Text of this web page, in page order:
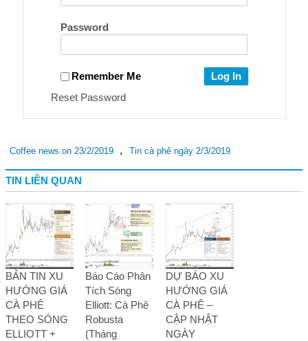
Password
Remember Me
Reset Password
Coffee news on 23/2/2019 , Tin cà phê ngày 2/3/2019
TIN LIÊN QUAN
BẢN TIN XU
HƯỚNG GIÁ
CÀ PHÊ
THEO SÓNG
ELLIOTT +
Báo Cáo Phân
Tích Sóng
Elliott: Cà Phê
Robusta
(Tháng
DỰ BÁO XU
HƯỚNG GIÁ
CÀ PHÊ –
CẬP NHẬT
NGÀY